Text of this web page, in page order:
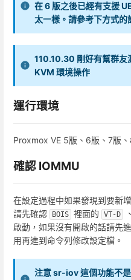
在 6 版之後已經有支援
太一樣。請參考下方式的
110.10.30 剛好有幫群
KVM 環境操作
運行環境
Proxmox VE 5版、6版、7版
確認 IOMMU
在設定過程中如果發現到要新
請先確認
BOIS 裡面的 VT-D 、
啟動，如果沒有開啟的話請先
用再進到命令列修改設定檔。
注意 sr-iov 這個功能不